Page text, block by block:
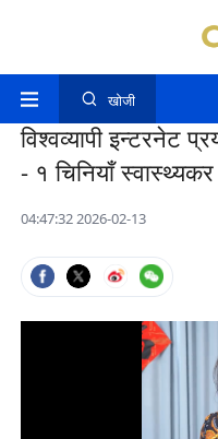
खोजी
विश्वव्यापी इन्टरनेट
- १ चिनियाँ स्वास्थ्यकर
04:47:32 2026-02-13